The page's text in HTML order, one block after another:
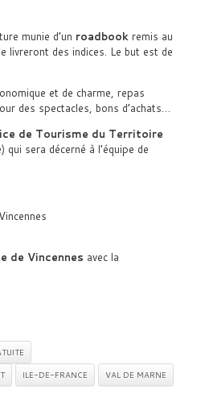
munie d’un roadbook remis au
livreront des indices. Le but est de
et de charme, repas
des spectacles, bons d’achats…
de Tourisme du Territoire
sera décerné à l’équipe de
de Vincennes avec la
ILE-DE-FRANCE
VAL DE MARNE